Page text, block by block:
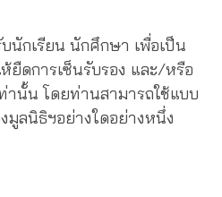
นักเรียน นักศึกษา เพื่อเป็น
ยืดการเซ็นรับรอง และ/หรือ
านั้น โดยท่านสามารถใช้แบบ
มูลนิธิฯอย่างใดอย่างหนึ่ง